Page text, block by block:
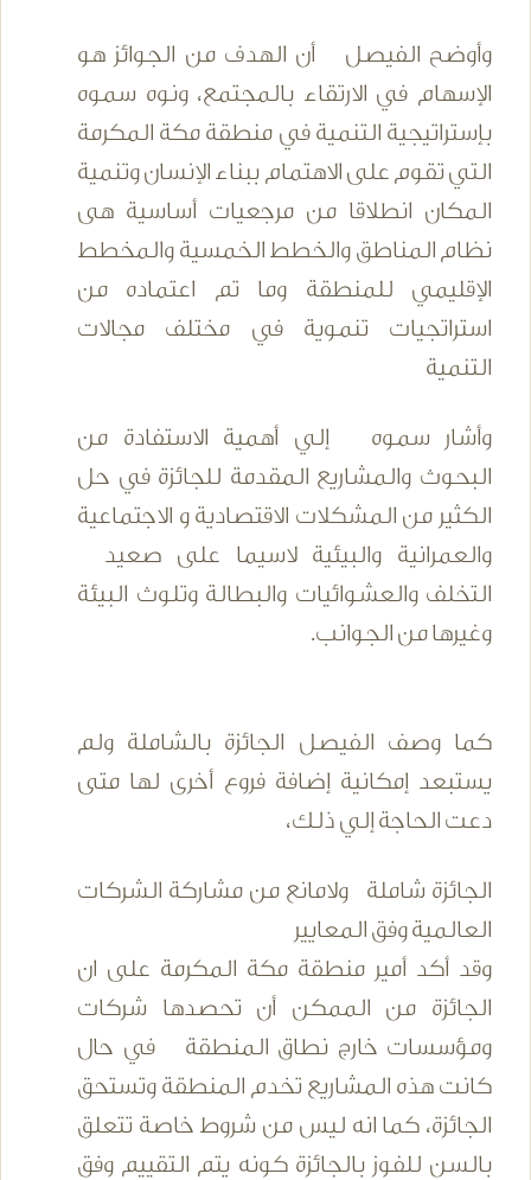
وأوضح الفيصل أن الهدف من الجوائز هو
الإسهام في الارتقاء بالمجتمع، ونوه سموه
بإستراتيجية التنمية في منطقة مكة المكرمة
التي تقوم على الاهتمام ببناء الإنسان وتنمية
المكان انطلاقا من مرجعيات أساسية هى
نظام المناطق والخطط الخمسية والمخطط
الإقليمي للمنطقة وما تم اعتماده من
استراتجيات تنموية في مختلف مجالات
التنمية
وأشار سموه إلي أهمية الاستفادة من
البحوث والمشاريع المقدمة للجائزة في حل
الكثير من المشكلات الاقتصادية و الاجتماعية
والعمرانية والبيئية لاسيما على صعيد
التخلف والعشوائيات والبطالة وتلوث البيئة
وغيرها من الجوانب.
كما وصف الفيصل الجائزة بالشاملة ولم
يستبعد إمكانية إضافة فروع أخرى لها متى
دعت الحاجة إلي ذلك،
الجائزة شاملة ولامانع من مشاركة الشركات
العالمية وفق المعايير
وقد أكد أمير منطقة مكة المكرمة على ان
الجائزة من الممكن أن تحصدها شركات
ومؤسسات خارج نطاق المنطقة في حال
كانت هذه المشاريع تخدم المنطقة وتستحق
الجائزة، كما انه ليس من شروط خاصة تتعلق
بالسن للفوز بالجائزة كونه يتم التقييم وفق